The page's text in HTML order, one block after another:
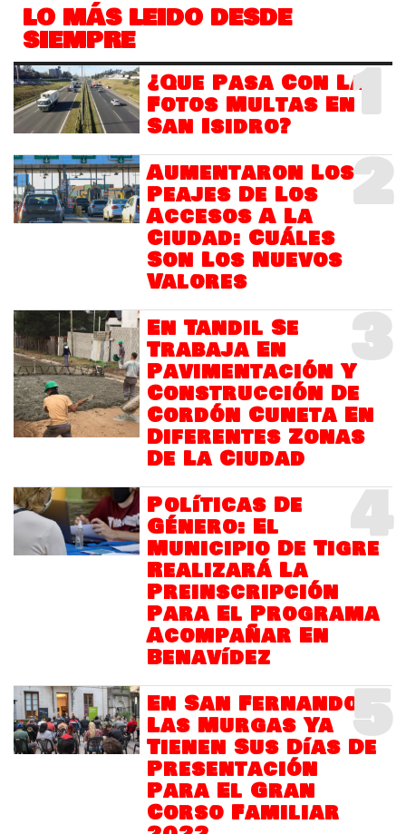
LO MÁS LEIDO DESDE
SIEMPRE
1
¿Que Pasa Con Las
Fotos Multas En
San Isidro?
2
Aumentaron Los
Peajes De Los
Accesos A La
Ciudad: Cuáles
Son Los Nuevos
Valores
3
En Tandil Se
Trabaja En
Pavimentación Y
Construcción De
Cordón Cuneta En
Diferentes Zonas
De La Ciudad
4
Políticas De
Género: El
Municipio De Tigre
Realizará La
Preinscripción
Para El Programa
Acompañar En
Benavídez
5
En San Fernando
Las Murgas Ya
Tienen Sus Días De
Presentación
Para El Gran
Corso Familiar